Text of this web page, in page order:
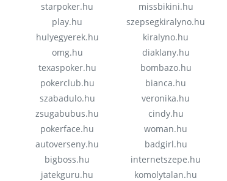
starpoker.hu
play.hu
hulyegyerek.hu
omg.hu
texaspoker.hu
pokerclub.hu
szabadulo.hu
zsugabubus.hu
pokerface.hu
autoverseny.hu
bigboss.hu
jatekguru.hu
missbikini.hu
szepsegkiralyno.hu
kiralyno.hu
diaklany.hu
bombazo.hu
bianca.hu
veronika.hu
cindy.hu
woman.hu
badgirl.hu
internetszepe.hu
komolytalan.hu